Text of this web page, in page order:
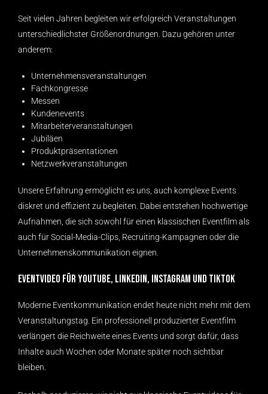
Seit vielen Jahren begleiten wir erfolgreich Veranstaltungen
unterschiedlichster Größenordnungen. Dazu gehören unter
anderem:
Unternehmensveranstaltungen
Fachkongresse
Messen
Kundenevents
Mitarbeiterveranstaltungen
Jubiläen
Produktpräsentationen
Netzwerkveranstaltungen
Unsere Erfahrung ermöglicht es uns, auch komplexe Events
diskret und effizient zu begleiten. Dabei entstehen hochwertige
Aufnahmen, die sich sowohl für einen klassischen Eventfilm als
auch für Social-Media-Clips, Recruiting-Kampagnen oder die
Unternehmenskommunikation eignen.
Eventvideo für YouTube, LinkedIn, Instagram und TikTok
Moderne Eventkommunikation endet heute nicht mehr mit dem
Veranstaltungstag. Ein professionell produzierter Eventfilm
verlängert die Reichweite eines Events und sorgt dafür, dass
Inhalte auch Wochen oder Monate später noch sichtbar
bleiben.